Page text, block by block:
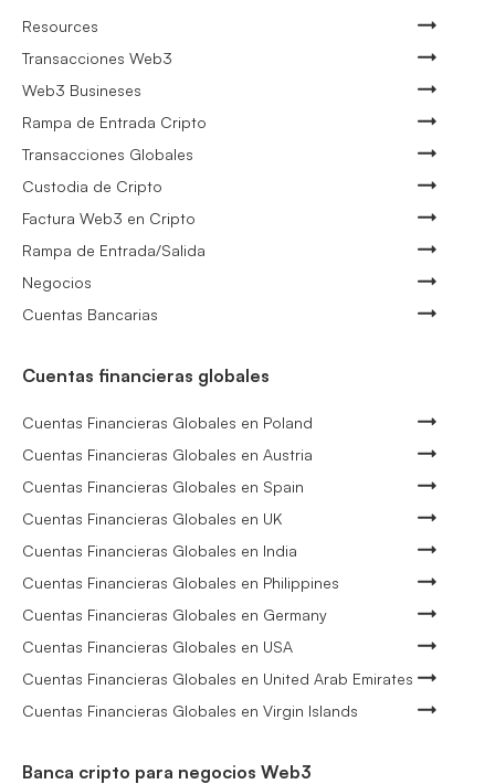
Resources
Transacciones Web3
Web3 Busineses
Rampa de Entrada Cripto
Transacciones Globales
Custodia de Cripto
Factura Web3 en Cripto
Rampa de Entrada/Salida
Negocios
Cuentas Bancarias
Cuentas financieras globales
Cuentas Financieras Globales en Poland
Cuentas Financieras Globales en Austria
Cuentas Financieras Globales en Spain
Cuentas Financieras Globales en UK
Cuentas Financieras Globales en India
Cuentas Financieras Globales en Philippines
Cuentas Financieras Globales en Germany
Cuentas Financieras Globales en USA
Cuentas Financieras Globales en United Arab Emirates
Cuentas Financieras Globales en Virgin Islands
Banca cripto para negocios Web3